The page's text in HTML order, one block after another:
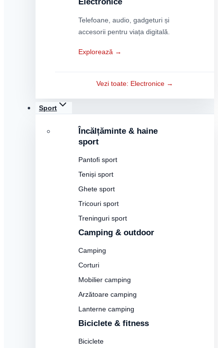
Telefoane, audio, gadgeturi și
accesorii pentru viața digitală.
Explorează →
Vezi toate: Electronice →
Sport
Încălțăminte & haine
sport
Pantofi sport
Teniși sport
Ghete sport
Tricouri sport
Treninguri sport
Camping & outdoor
Camping
Corturi
Mobilier camping
Arzătoare camping
Lanterne camping
Biciclete & fitness
Biciclete